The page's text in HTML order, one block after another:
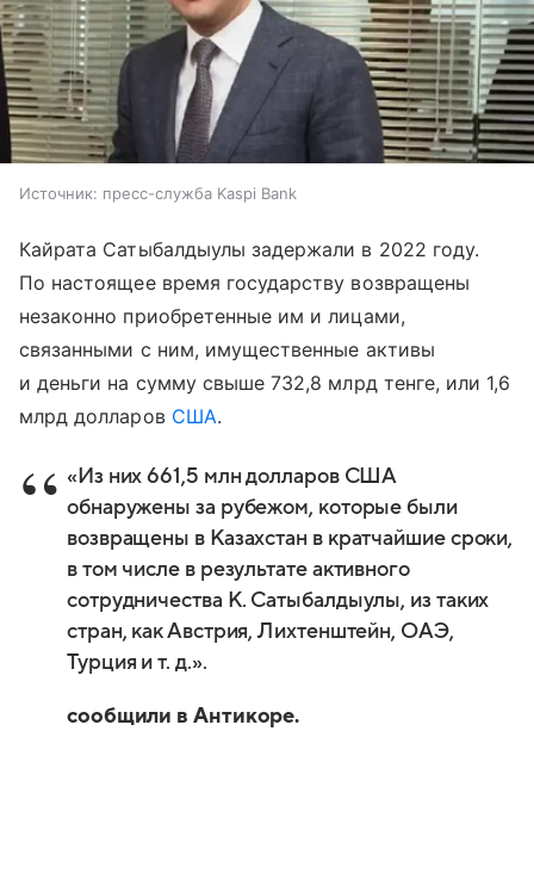
Источник: пресс-служба Kaspi Bank
Кайрата Сатыбалдыулы задержали в 2022 году.
По настоящее время государству возвращены
незаконно приобретенные им и лицами,
связанными с ним, имущественные активы
и деньги на сумму свыше 732,8 млрд тенге, или 1,6
млрд долларов США.
«Из них 661,5 млн долларов США
обнаружены за рубежом, которые были
возвращены в Казахстан в кратчайшие сроки,
в том числе в результате активного
сотрудничества К. Сатыбалдыулы, из таких
стран, как Австрия, Лихтенштейн, ОАЭ,
Турция и т. д.».
сообщили в Антикоре.